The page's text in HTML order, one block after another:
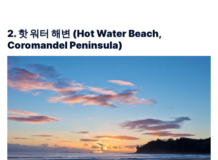
2. 핫 워터 해변 (Hot Water Beach,
Coromandel Peninsula)